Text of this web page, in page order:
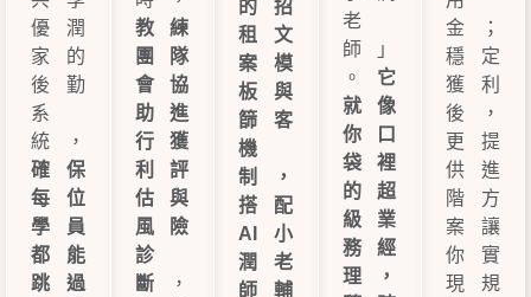
優潤
家的
後勤
系
統，
確保
每位
學員
都能
跳過
教練
團隊
會協
助進
行獲
利評
估與
風險
診
斷
，
的招
租文
案模
板與
篩客
機
制，
搭配
AI 小
潤老
師輔
老
師」
。 它
就像
你口
袋裡
的超
級業
務經
理，
金；
穩定
獲利
後，
更提
供進
階方
案讓
你實
現規